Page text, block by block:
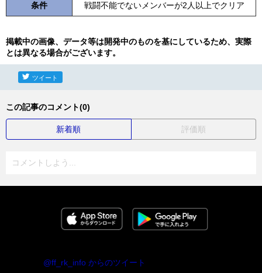
条件 戦闘不能でないメンバーが2人以上でクリア
掲載中の画像、データ等は開発中のものを基にしているため、実際
とは異なる場合がございます。
ツイート
この記事のコメント(0)
新着順 評価順
コメントしよう...
@ff_rk_info からのツイート